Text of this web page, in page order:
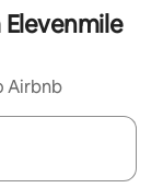
Airbnb
explore-os